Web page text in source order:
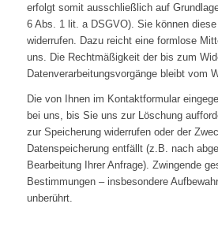
erfolgt somit ausschließlich auf
6 Abs. 1 lit. a DSGVO). Sie können
widerrufen. Dazu reicht eine formlose
uns. Die Rechtmäßigkeit der bis zum
Datenverarbeitungsvorgänge bleibt vom
Die von Ihnen im Kontaktformular
bei uns, bis Sie uns zur Löschung
zur Speicherung widerrufen oder der
Datenspeicherung entfällt (z.B. nach
Bearbeitung Ihrer Anfrage). Zwingende
Bestimmungen – insbesondere
unberührt.